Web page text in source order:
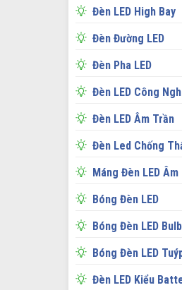
Đèn LED High Bay
Đèn Đường LED
Đèn Pha LED
Đèn LED Công
Đèn LED Âm Trần
Đèn Led Chống
Máng Đèn LED Âm
Bóng Đèn LED
Bóng Đèn LED Bulb
Bóng Đèn LED
Đèn LED Kiểu